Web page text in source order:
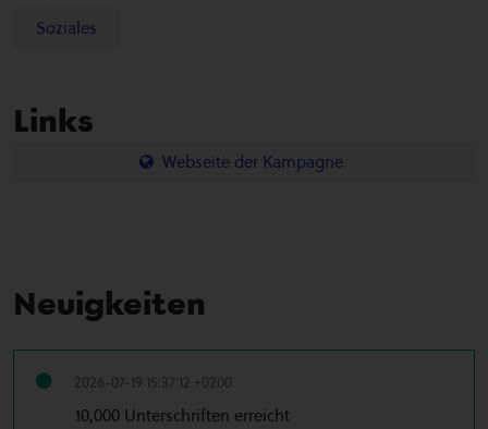
Soziales
Links
Webseite der Kampagne
Neuigkeiten
2026-07-19 15:37:12 +0200
10,000 Unterschriften erreicht